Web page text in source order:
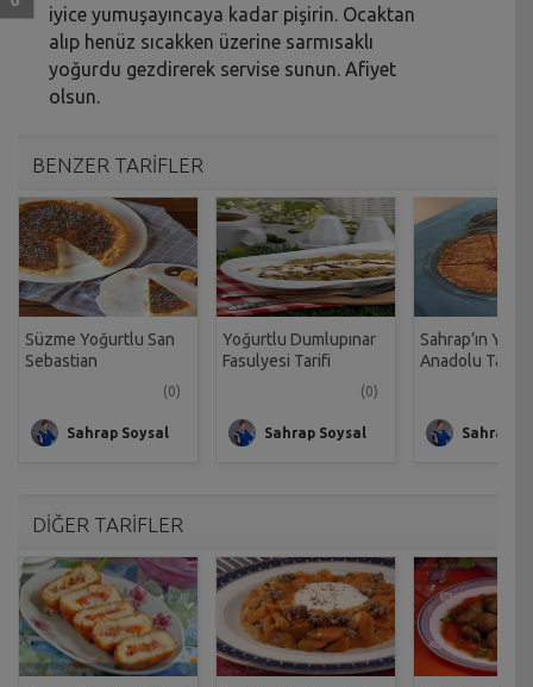
iyice yumuşayıncaya kadar pişirin. Ocaktan
alıp henüz sıcakken üzerine sarmısaklı
yoğurdu gezdirerek servise sunun. Afiyet
olsun.
BENZER TARİFLER
Süzme Yoğurtlu San
Sebastian
(0)
Sahrap Soysal
Yoğurtlu Dumlupınar
Fasulyesi Tarifi
(0)
Sahrap Soysal
Sahrap’ın
Anadolu Tart
Sahrap
DİĞER TARİFLER